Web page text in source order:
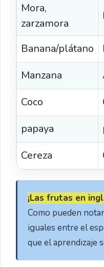
Mora,
zarzamora
Banana/plátano
Manzana
Coco
papaya
Cereza
Como pueden
iguales entre el
que el aprendizaje